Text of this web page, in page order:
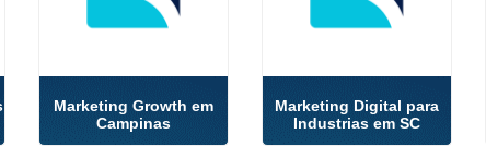
Marketing Growth em
Campinas
Marketing Digital para
Industrias em SC